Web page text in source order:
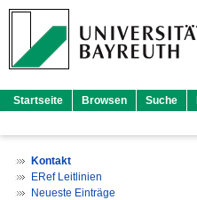
Startseite Browsen Suche
Kontakt
ERef Leitlinien
Neueste Einträge